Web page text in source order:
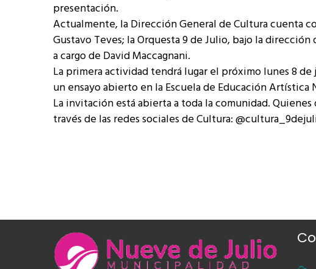
presentación.
Actualmente, la Dirección General de Cultura cuenta
Gustavo Teves; la Orquesta 9 de Julio, bajo la
a cargo de David Maccagnani.
La primera actividad tendrá lugar el próximo lunes 8 de
un ensayo abierto en la Escuela de Educación Artística
La invitación está abierta a toda la comunidad.
través de las redes sociales de Cultura: